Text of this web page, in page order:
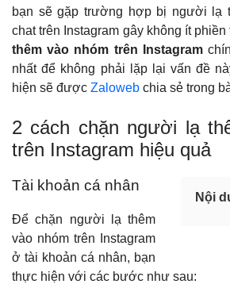
bạn sẽ gặp trường hợp bị người lạ
chat trên Instagram gây không ít phiền
thêm vào nhóm trên Instagram
nhất để không phải lặp lại vấn đề
hiện sẽ được Zaloweb chia sẻ trong
2 cách chặn người lạ
trên Instagram hiệu quả
Nội
Tài khoản cá nhân
Để chặn người lạ thêm
vào nhóm trên Instagram
ở tài khoản cá nhân, bạn
thực hiện với các bước như sau: